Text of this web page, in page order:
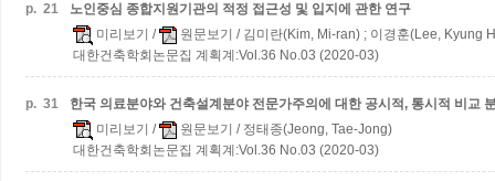
p. 21
노인중심 종합지원기관의 적정 접근성 및 입지에 관한 연구
미리보기 / 원문보기 / 김미란(Kim, Mi-ran) ; 이경훈(Lee, Kyung
대한건축학회논문집 계획계:Vol.36 No.03 (2020-03)
p. 31
한국 의료분야와 건축설계분야 전문가주의에 대한 공시적, 통시적 비교
미리보기 / 원문보기 / 정태종(Jeong, Tae-Jong)
대한건축학회논문집 계획계:Vol.36 No.03 (2020-03)